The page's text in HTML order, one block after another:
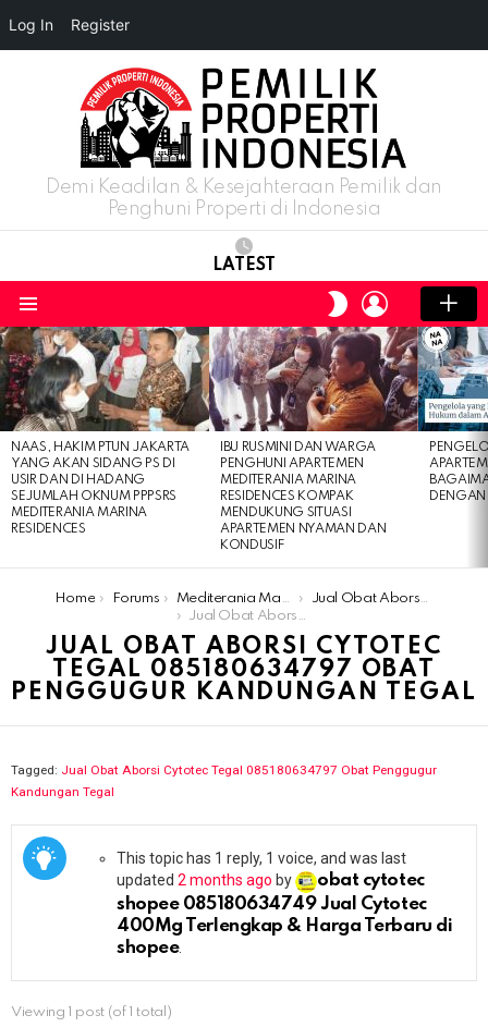
Demi Keadilan & Kesejahteraan Pemilik dan
Penghuni Properti di Indonesia
LATEST
SWITCH
SKIN
LOGIN
LATEST
STORIES
NAAS, HAKIM PTUN JAKARTA
YANG AKAN SIDANG PS DI
USIR DAN DI HADANG
SEJUMLAH OKNUM PPPSRS
MEDITERANIA MARINA
RESIDENCES
IBU RUSMINI DAN WARGA
PENGHUNI APARTEMEN
MEDITERANIA MARINA
RESIDENCES KOMPAK
MENDUKUNG SITUASI
APARTEMEN NYAMAN DAN
KONDUSIF
DENGAN
You are here:
Home Forums Mediterania Marina Residences
Jual Obat Aborsi Cytotec Tegal 085180634797 Obat Penggugur Kandungan Tegal
Jual Obat Aborsi Cytotec Tegal 085180634797 Obat Penggugur Kandungan Tegal
JUAL OBAT ABORSI CYTOTEC
TEGAL 085180634797 OBAT
PENGGUGUR KANDUNGAN TEGAL
Tagged: Jual Obat Aborsi Cytotec Tegal 085180634797 Obat Penggugur
Kandungan Tegal
This topic has 1 reply, 1 voice, and was last
updated 2 months ago by
obat cytotec
shopee 085180634749 Jual Cytotec
400Mg Terlengkap & Harga Terbaru di
shopee.
Viewing 1 post (of 1 total)
Log In Register